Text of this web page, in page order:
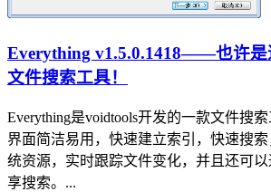
Everything v1.5.0.1418——也许是
文件搜索工具！
Everything是voidtools开发的一款文件搜
界面简洁易用，快速建立索引，快速搜
统资源，实时跟踪文件变化，并且还可以
享搜索。...